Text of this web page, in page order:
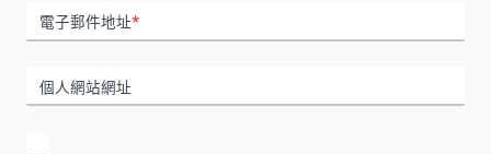
電子郵件地址*
個人網站網址